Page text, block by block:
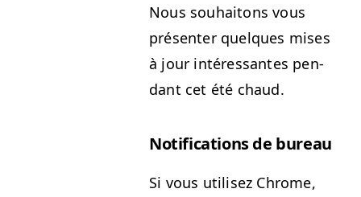
Nous souhaitons vous
présen­ter quelques mis­es
à jour intéres­santes pen­
dant cet été chaud.
Noti­fi­ca­tions de bureau
Si vous utilisez Chrome,